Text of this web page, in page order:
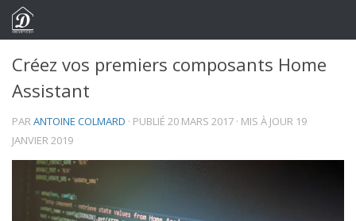
Skip to content
Créez vos premiers composants Home
Assistant
PARANTOINE COLMARD · PUBLIÉ 20 MARS 2017 · MIS À JOUR 19
JANVIER 2019